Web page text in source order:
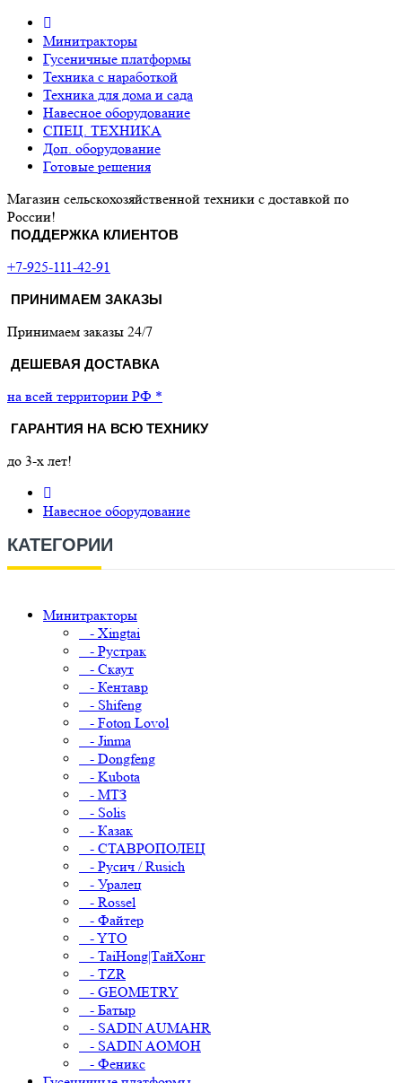
Минитракторы
Гусеничные платформы
Техника с наработкой
Техника для дома и сада
Навесное оборудование
СПЕЦ. ТЕХНИКА
Доп. оборудование
Готовые решения
Магазин сельскохозяйственной техники с доставкой по
России!
ПОДДЕРЖКА КЛИЕНТОВ
+7-925-111-42-91
ПРИНИМАЕМ ЗАКАЗЫ
Принимаем заказы 24/7
ДЕШЕВАЯ ДОСТАВКА
на всей территории РФ *
ГАРАНТИЯ НА ВСЮ ТЕХНИКУ
до 3-х лет!
Навесное оборудование
КАТЕГОРИИ
Минитракторы
- Xingtai
- Рустрак
- Скаут
- Кентавр
- Shifeng
- Foton Lovol
- Jinma
- Dongfeng
- Kubota
- МТЗ
- Solis
- Казак
- СТАВРОПОЛЕЦ
- Русич / Rusich
- Уралец
- Rossel
- Файтер
- YTO
- TaiHong|ТайХонг
- TZR
- GEOMETRY
- Батыр
- SADIN AUMAHR
- SADIN AOMOH
- Феникс